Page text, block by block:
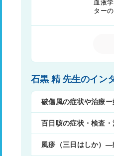
血液
ター
る。
石黒 精 先生のイン
破傷風の症状や治療
百日咳の症状・検査
風疹（三日はしか）―